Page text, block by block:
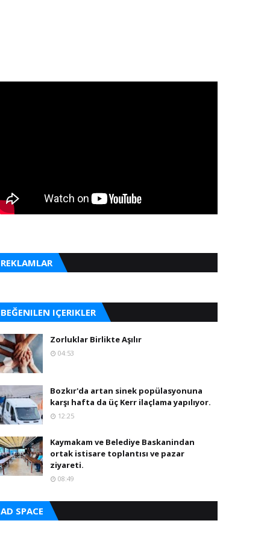
REKLAMLAR
BEĞENILEN IÇERIKLER
Zorluklar Birlikte Aşılır
04:53
Bozkır'da artan sinek popülasyonuna
karşı hafta da üç Kerr ilaçlama yapılıyor.
12:25
Kaymakam ve Belediye Baskanindan
ortak istisare toplantısı ve pazar
ziyareti.
08:49
AD SPACE